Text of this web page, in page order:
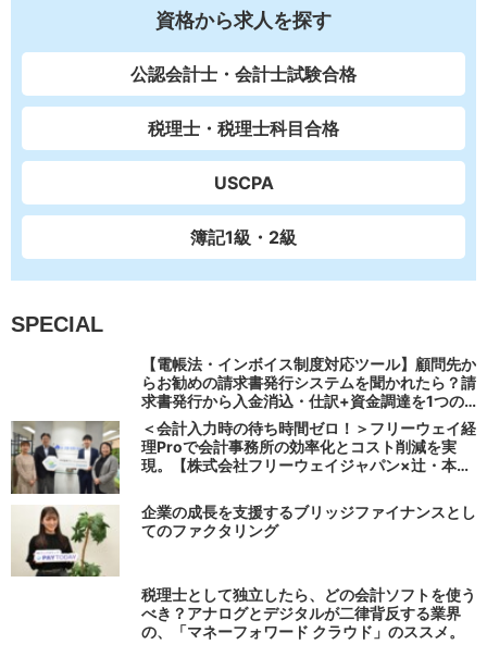
資格から求人を探す
公認会計士・会計士試験合格
税理士・税理士科目合格
USCPA
簿記1級・2級
SPECIAL
【電帳法・インボイス制度対応ツール】顧問先か
らお勧めの請求書発行システムを聞かれたら？請
求書発行から入金消込・仕訳+資金調達を1つの
システムで完結する 「請求QUICK」の魅力に迫
る
＜会計入力時の待ち時間ゼロ！＞フリーウェイ経
理Proで会計事務所の効率化とコスト削減を実
現。【株式会社フリーウェイジャパン×辻・本郷
企業の成長を支援するブリッジファイナンスとし
てのファクタリング
税理士として独立したら、どの会計ソフトを使う
べき？アナログとデジタルが二律背反する業界
の、「マネーフォワード クラウド」のススメ。